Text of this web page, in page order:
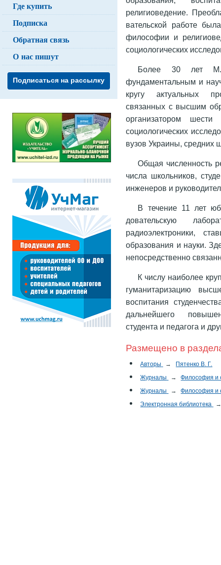
религиоведение.
вательской работе
философии и
социологических
Более 30 лет М.
фундаментальным и
кругу актуальных
связанных с высшим
организатором шести
социологических
вузов Украины,
Общая численность
числа школьников,
инженеров и
В течение 11 лет
довательскую
радиоэлектроники,
образования и науки.
непосредственно
К числу наиболее
гуманитаризацию
воспитания
дальнейшего
студента и педагога и
Размещено в
Авторы →
Пятенко В. Г.
Журналы
→
Философия и
Журналы
→
Философия и
Электронная библиотека
Где купить
Подписка
Обратная связь
О нас пишут
Подписаться на рассылку